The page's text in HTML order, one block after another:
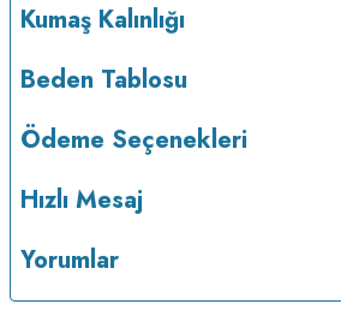
yapılmaz.
Kurutma makinesinde
Kumaş Kalınlığı
Beden Tablosu
Ödeme Seçenekleri
Hızlı Mesaj
Yorumlar